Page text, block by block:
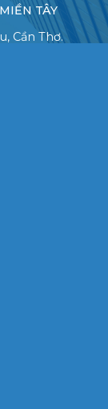
TÂY
Cần Thơ.